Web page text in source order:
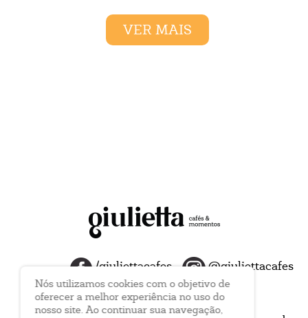
VER MAIS
/giuliettacafes @giuliettacafes
Nós utilizamos cookies com o objetivo de
oferecer a melhor experiência no uso do
nosso site. Ao continuar sua navegação,